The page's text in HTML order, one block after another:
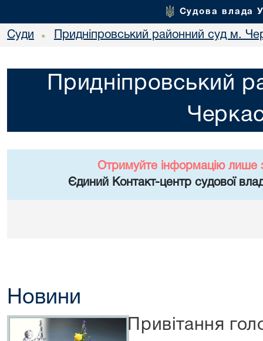
Судова влада
Суди • Придніпровський районний суд м.
Придніпровський
Отримуйте інформацію лише
Єдиний Контакт-центр судової
Новини
Привітання